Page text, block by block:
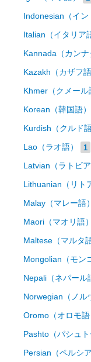
Indonesian（イン
Italian（イタリア
Kannada（カンナ
Kazakh（カザフ語
Khmer（クメール
Korean（韓国語）
Kurdish（クルド語
Lao（ラオ語） 1
Latvian（ラトビア
Lithuanian（リト
Malay（マレー語）
Maori（マオリ語）
Maltese（マルタ語
Mongolian（モン
Nepali（ネパール
Norwegian（ノル
Oromo（オロモ語
Pashto（パシュト
Persian（ペルシア